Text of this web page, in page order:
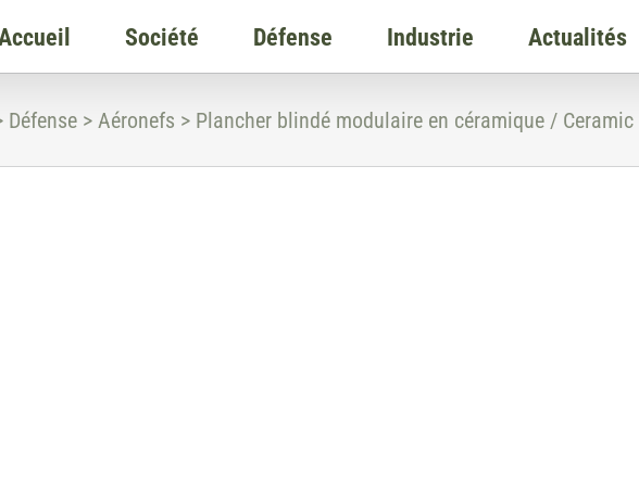
Société Défense Industrie Actualités
Défense > Aéronefs > Plancher blindé modulaire en céramique /